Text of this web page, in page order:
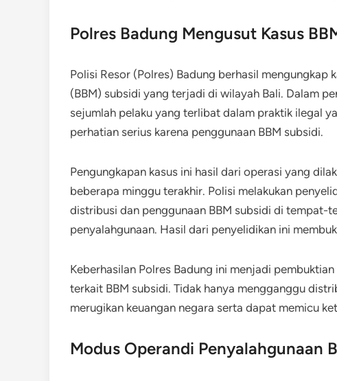
Polres Badung Mengusut Kasus
Polisi Resor (Polres) Badung berhasil mengungkap
(BBM) subsidi yang terjadi di wilayah Bali. Dalam
sejumlah pelaku yang terlibat dalam praktik ilegal
perhatian serius karena penggunaan BBM subsidi.
Pengungkapan kasus ini hasil dari operasi yang
beberapa minggu terakhir. Polisi melakukan
distribusi dan penggunaan BBM subsidi di tempat-
penyalahgunaan. Hasil dari penyelidikan ini
Keberhasilan Polres Badung ini menjadi
terkait BBM subsidi. Tidak hanya mengganggu
merugikan keuangan negara serta dapat memicu
Modus Operandi Penyalahgunaan